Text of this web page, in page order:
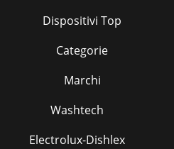
Dispositivi Top
Categorie
Marchi
Washtech
Electrolux-Dishlex